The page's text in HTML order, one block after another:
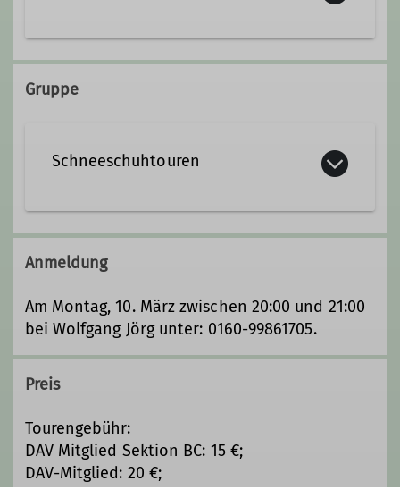
Kleinwalsertal
Gruppe
Schneeschuhtouren
Die Schneeschuhtourengruppe
unserer Sektion unternimmt während
der Wintermonate
Schneeschuhtouren in verschiedenen
Schwierigkeitsgraden, sowohl im
heimischen Allgäu, im Tannheimer Tal,
Tourenleiter*innen.
Unser aktuelles Programm findet ihr
hier.
Anmeldung
Am Montag, 10. März zwischen 20:00 und 21:00
bei Wolfgang Jörg unter: 0160-99861705.
Preis
Tourengebühr:
DAV Mitglied Sektion BC: 15 €;
DAV-Mitglied: 20 €;